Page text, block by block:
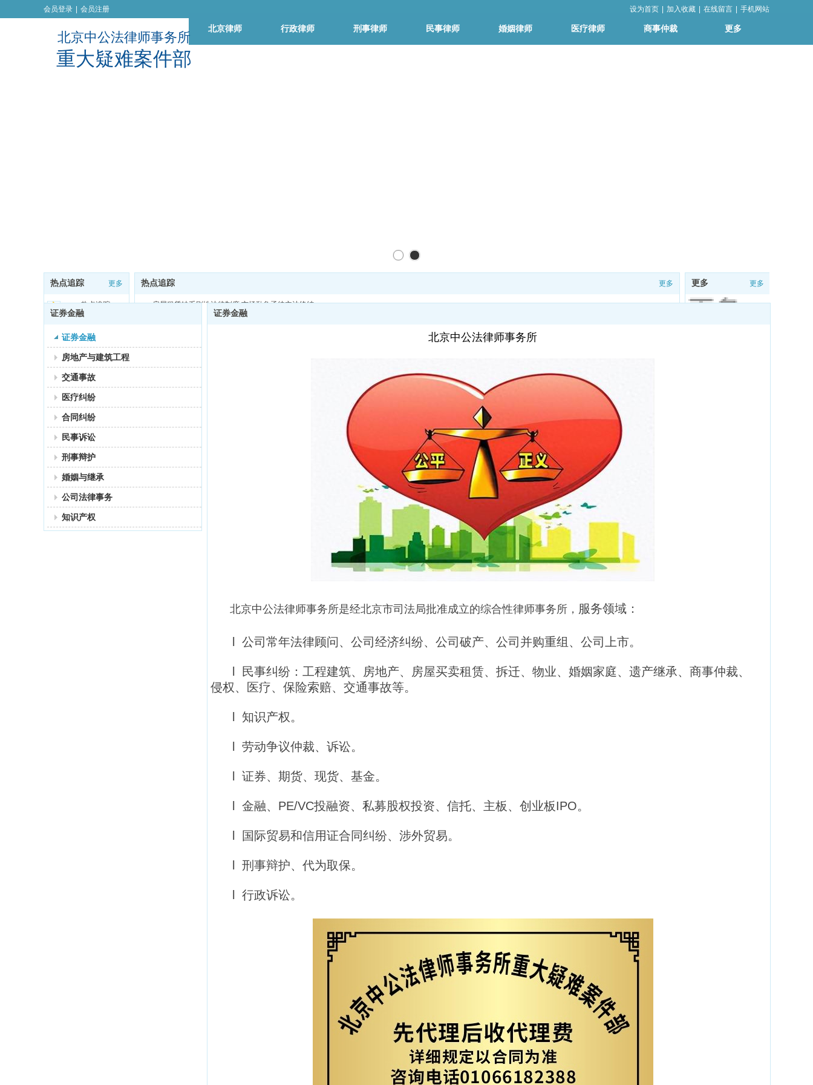
北京中公法律师事务所
重大疑难案件部
北京律师 行政律师 刑事律师 民事律师 婚姻律师 医疗律师 商事仲裁 更多
会员登录 会员注册 设为首页 加入收藏 在线留言 手机网站
热点追踪 更多
热点追踪：
热点追踪 更多
房屋租赁缺乏刚性法律制度 市场乱象亟待立法终结
更多 更多
证券金融
证券金融
房地产与建筑工程
交通事故
医疗纠纷
合同纠纷
民事诉讼
刑事辩护
婚姻与继承
公司法律事务
知识产权
证券金融
北京中公法律师事务所
北京中公法律师事务所是经北京市司法局批准成立的综合性律师事务所， 服务领域：
l 公司常年法律顾问、公司经济纠纷、公司破产、公司并购重组、公司上市。
l 民事纠纷：工程建筑、房地产、房屋买卖租赁、拆迁、物业、婚姻家庭、遗产继承、商事仲裁、
侵权、医疗、保险索赔、交通事故等。
l 知识产权。
l 劳动争议仲裁、诉讼。
l 证券、期货、现货、基金。
l 金融、PE/VC投融资、私募股权投资、信托、主板、创业板IPO。
l 国际贸易和信用证合同纠纷、涉外贸易。
l 刑事辩护、代为取保。
l 行政诉讼。